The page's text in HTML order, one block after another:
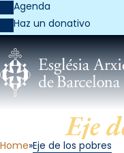
Agenda
Haz un donativo
Eje
Home Eje de los pobres